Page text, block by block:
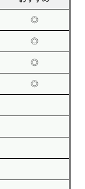
◎
◎
◎
◎